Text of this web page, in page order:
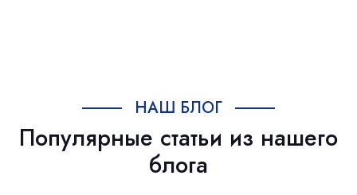
НАШ БЛОГ
Популярные статьи из нашего
блога